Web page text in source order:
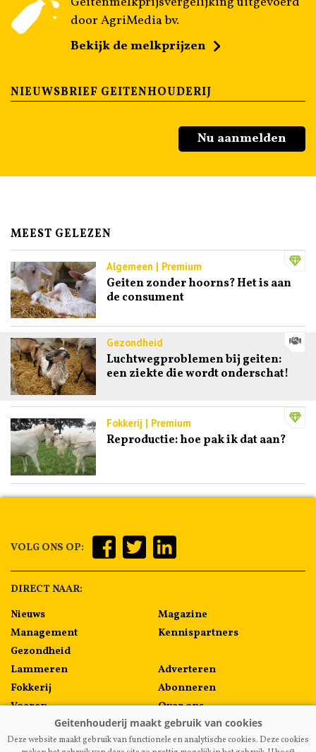
door AgriMedia bv.
Bekijk de melkprijzen
NIEUWSBRIEF GEITENHOUDERIJ
Nu aanmelden
MEEST GELEZEN
Algemeen | Premium
Geiten zonder hoorns? Het is aan
de consument
Gezondheid
Luchtwegproblemen bij geiten:
een ziekte die wordt onderschat!
Fokkerij | Premium
Reproductie: hoe pak ik dat aan?
VOLG ONS OP:
DIRECT NAAR:
Nieuws
Management
Gezondheid
Lammeren
Fokkerij
Voeren
Algemeen
Melkprijzen
Magazine
Kennispartners
Adverteren
Abonneren
Over ons
Contact
Deze website maakt gebruik van functionele en analytische cookies. Deze cookies